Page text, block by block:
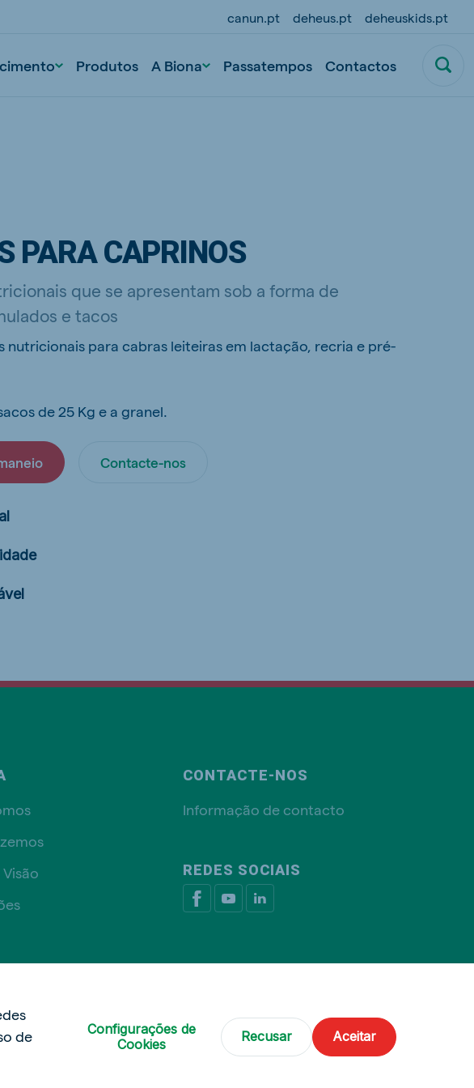
canun.pt deheus.pt deheuskids.pt
Produtos A Biona Passatempos Contactos
PARA CAPRINOS
que se apresentam sob a forma de
e tacos
nutricionais para cabras leiteiras em lactação, recria e pré-
de 25 Kg e a granel.
Contacte-nos
CONTACTE-NOS
Informação de contacto
REDES SOCIAIS
© De Heus Nutrição Animal
de
Configurações de
Cookies
Recusar Aceitar